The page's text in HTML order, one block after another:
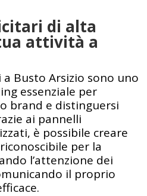
di alta
attività a
Busto Arsizio sono uno
essenziale per
brand e distinguersi
ai pannelli
è possibile creare
per la
l’attenzione dei
il proprio